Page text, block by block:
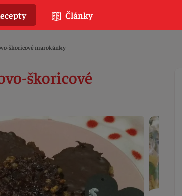
škoricové marokánky
škoricové
Články